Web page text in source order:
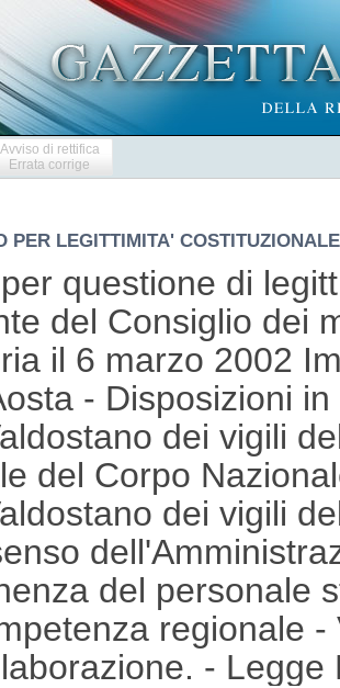
Avviso di rettifica
Errata corrige
PER LEGITTIMITA'
questione di
del Consiglio dei
il 6 marzo 2002
- Disposizioni
dei vigili
del Corpo
dei vigili
del personale
regionale
-